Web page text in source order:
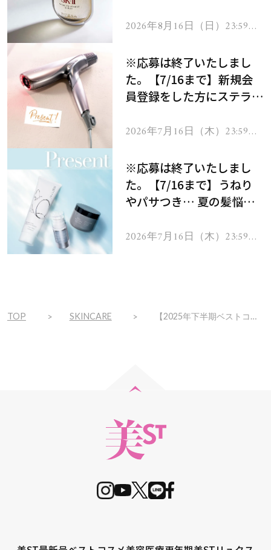
2026年8月16日（日）23:59ま
※応募は終了いたしまし
た。【7/16まで】新規会
員登録をした方にステラボ
ヘアドライヤー ジュエル
2026年7月16日（木）23:59ま
※応募は終了いたしまし
た。【7/16まで】うねり
やパサつき… 夏の髪悩み
ムを13名様にプレゼン
2026年7月16日（木）23:59ま
TOP SKINCARE 【2025年下半期ベストコスメ】大人の敏感肌の頼れる味方！「Curél」の部門別受賞アイテムをご紹介